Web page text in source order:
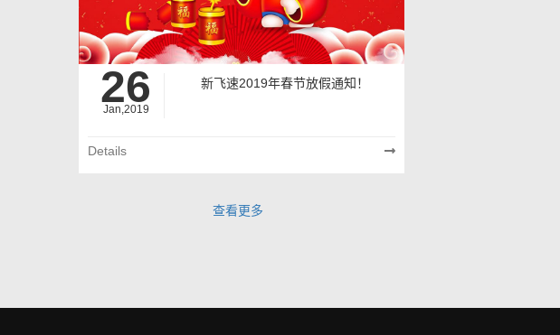
26
Jan,2019
新飞速2019年春节放假通知！
Details
查看更多